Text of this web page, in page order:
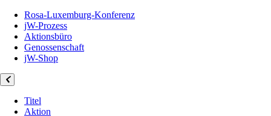
Rosa-Luxemburg-Konferenz
jW-Prozess
Aktionsbüro
Genossenschaft
jW-Shop
Titel
Aktion